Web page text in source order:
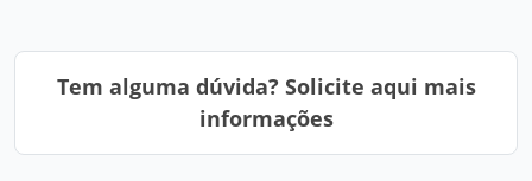
Tem alguma dúvida? Solicite aqui mais
informações